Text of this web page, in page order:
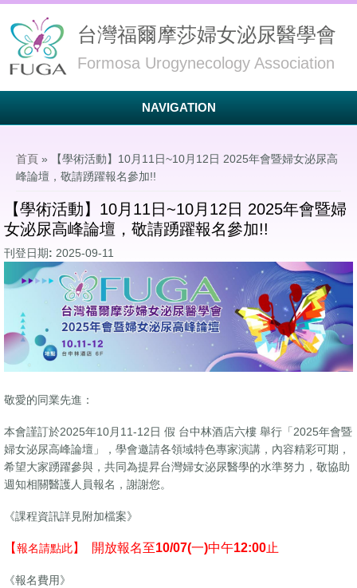
台灣福爾摩莎婦女泌尿醫學會
Formosa Urogynecology Association
NAVIGATION
首頁 » 【學術活動】10月11日~10月12日 2025年會暨婦女泌尿高
峰論壇，敬請踴躍報名參加!!
【學術活動】10月11日~10月12日 2025年會暨婦
女泌尿高峰論壇，敬請踴躍報名參加!!
刊登日期: 2025-09-11
敬愛的同業先進：
本會謹訂於2025年10月11-12日 假 台中林酒店六樓 舉行「2025年會暨
婦女泌尿高峰論壇」，學會邀請各領域特色專家演講，內容精彩可期，
希望大家踴躍參與，共同為提昇台灣婦女泌尿醫學的水準努力，敬協助
週知相關醫護人員報名，謝謝您。
《課程資訊詳見附加檔案》
【報名請點此】 開放報名至10/07(一)中午12:00止
《報名費用》